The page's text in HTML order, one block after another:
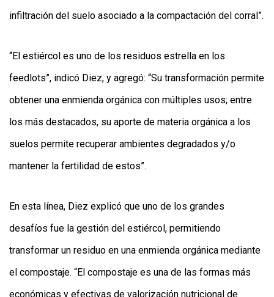
infiltración del suelo asociado a la compactación del corral”.
“El estiércol es uno de los residuos estrella en los
feedlots”, indicó Diez, y agregó: “Su transformación permite
obtener una enmienda orgánica con múltiples usos; entre
los más destacados, su aporte de materia orgánica a los
suelos permite recuperar ambientes degradados y/o
mantener la fertilidad de estos”.
En esta línea, Diez explicó que uno de los grandes
desafíos fue la gestión del estiércol, permitiendo
transformar un residuo en una enmienda orgánica mediante
el compostaje. “El compostaje es una de las formas más
económicas y efectivas de valorización nutricional de